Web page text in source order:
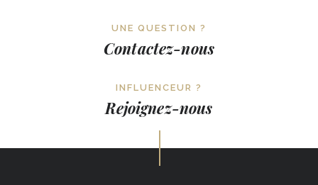
UNE QUESTION ?
Contactez-nous
INFLUENCEUR ?
Rejoignez-nous